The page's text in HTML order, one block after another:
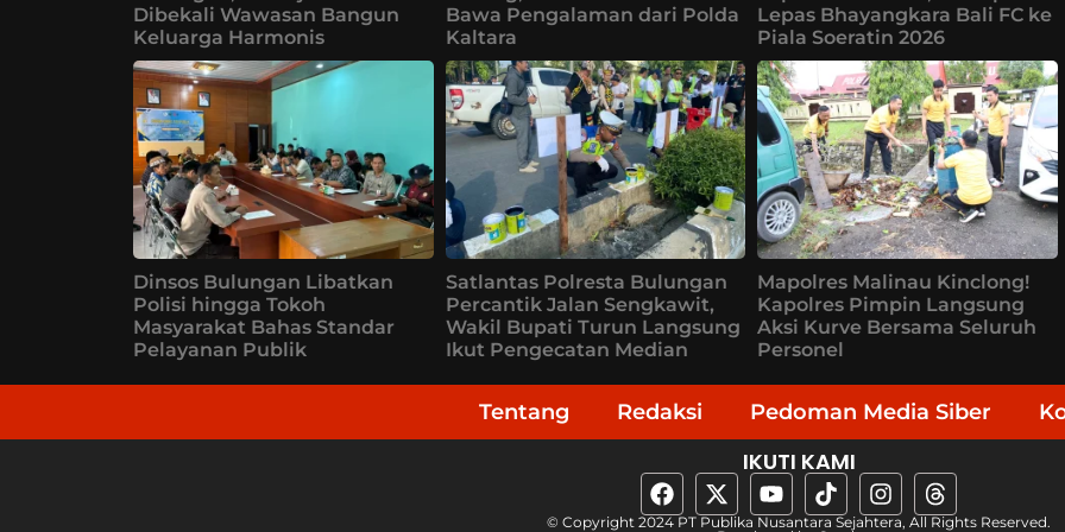
Dibekali Wawasan Bangun
Keluarga Harmonis
Bawa Pengalaman dari Polda
Kaltara
Lepas Bhayangkara Bali FC ke
Piala Soeratin 2026
Dinsos Bulungan Libatkan
Polisi hingga Tokoh
Masyarakat Bahas Standar
Pelayanan Publik
Satlantas Polresta Bulungan
Percantik Jalan Sengkawit,
Wakil Bupati Turun Langsung
Ikut Pengecatan Median
Mapolres Malinau Kinclong!
Kapolres Pimpin Langsung
Aksi Kurve Bersama Seluruh
Personel
Tentang Redaksi Pedoman Media Siber
IKUTI KAMI
© Copyright 2024 PT Publika Nusantara Sejahtera, All Rights Reserved.